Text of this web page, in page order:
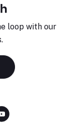
loop with our